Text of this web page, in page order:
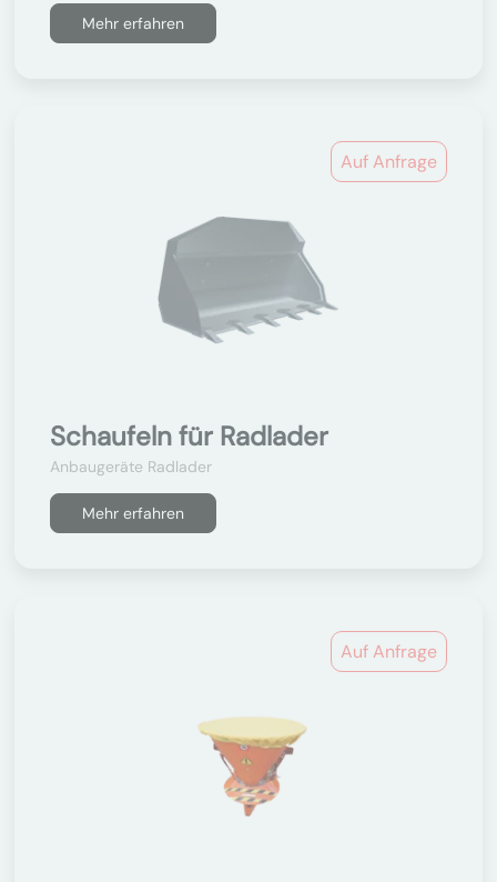
Mehr erfahren
Auf Anfrage
Schaufeln für Radlader
Anbaugeräte Radlader
Mehr erfahren
Auf Anfrage